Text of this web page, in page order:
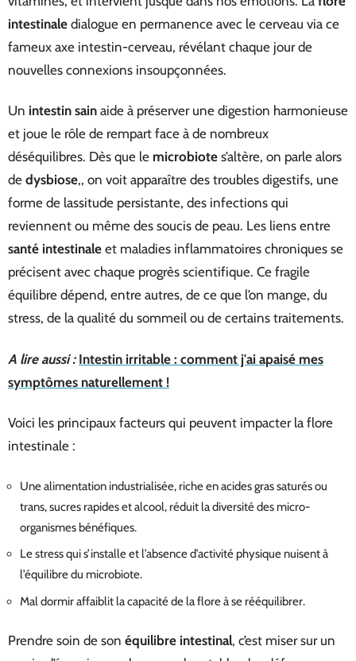
intestinale dialogue en permanence avec le cerveau via ce
fameux axe intestin-cerveau, révélant chaque jour de
nouvelles connexions insoupçonnées.
Un intestin sain aide à préserver une digestion harmonieuse
et joue le rôle de rempart face à de nombreux
déséquilibres. Dès que le microbiote s’altère, on parle alors
de dysbiose,, on voit apparaître des troubles digestifs, une
forme de lassitude persistante, des infections qui
reviennent ou même des soucis de peau. Les liens entre
santé intestinale et maladies inflammatoires chroniques se
précisent avec chaque progrès scientifique. Ce fragile
équilibre dépend, entre autres, de ce que l’on mange, du
stress, de la qualité du sommeil ou de certains traitements.
A lire aussi : Intestin irritable : comment j'ai apaisé mes
symptômes naturellement !
Voici les principaux facteurs qui peuvent impacter la flore
intestinale :
Une alimentation industrialisée, riche en acides gras saturés ou
trans, sucres rapides et alcool, réduit la diversité des micro-
organismes bénéfiques.
Le stress qui s’installe et l’absence d’activité physique nuisent à
l’équilibre du microbiote.
Mal dormir affaiblit la capacité de la flore à se rééquilibrer.
Prendre soin de son équilibre intestinal, c’est miser sur un